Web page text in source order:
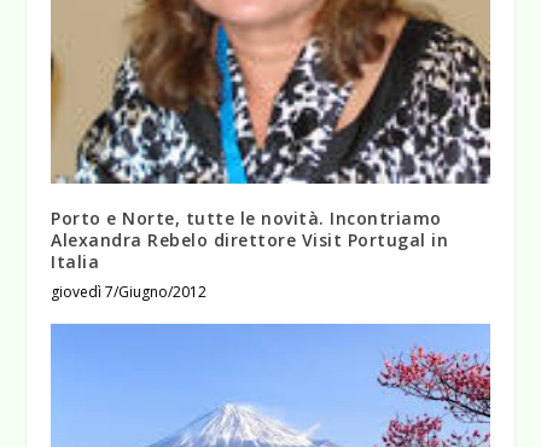
Porto e Norte, tutte le novità. Incontriamo
Alexandra Rebelo direttore Visit Portugal in
Italia
giovedì 7/Giugno/2012